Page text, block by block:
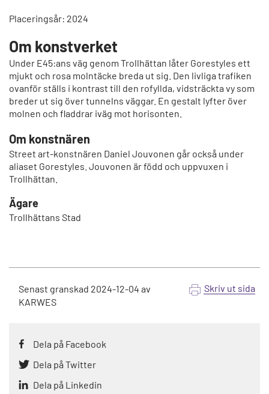
Placeringsår: 2024
Om konstverket
Under E45:ans väg genom Trollhättan låter Gorestyles ett
mjukt och rosa molntäcke breda ut sig. Den livliga trafiken
ovanför ställs i kontrast till den rofyllda, vidsträckta vy som
breder ut sig över tunnelns väggar. En gestalt lyfter över
molnen och fladdrar iväg mot horisonten.
Om konstnären
Street art-konstnären Daniel Jouvonen går också under
aliaset Gorestyles. Jouvonen är född och uppvuxen i
Trollhättan.
Ägare
Trollhättans Stad
Senast granskad 2024-12-04 av
KARWES
Skriv ut sida
Dela på Facebook
Dela på Twitter
Dela på Linkedin